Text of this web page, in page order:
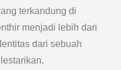
terkandung di
menjadi lebih dari
dari sebuah